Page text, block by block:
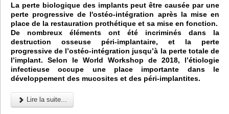
La perte biologique des implants peut être causée par une
perte progressive de l'ostéo-intégration après la mise en
place de la restauration prothétique et sa mise en fonction.
De nombreux éléments ont été incriminés dans la
destruction osseuse péri-implantaire, et la perte
progressive de l’ostéo-intégration jusqu’à la perte totale de
l’implant. Selon le World Workshop de 2018, l’étiologie
infectieuse occupe une place importante dans le
développement des mucosites et des péri-implantites.
Lire la suite...